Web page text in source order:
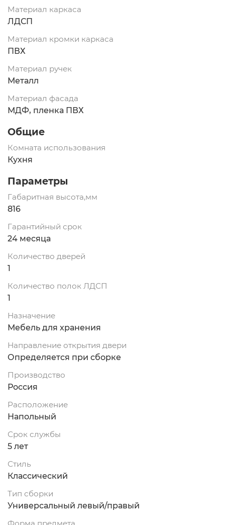
Материал каркаса
ЛДСП
Материал кромки каркаса
ПВХ
Материал ручек
Металл
Материал фасада
МДФ, пленка ПВХ
Общие
Комната использования
Кухня
Параметры
Габаритная высота,мм
816
Гарантийный срок
24 месяца
Количество дверей
1
Количество полок ЛДСП
1
Назначение
Мебель для хранения
Направление открытия двери
Определяется при сборке
Производство
Россия
Расположение
Напольный
Срок службы
5 лет
Стиль
Классический
Тип сборки
Универсальный левый/правый